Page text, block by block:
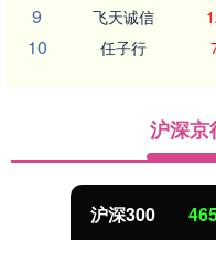
9 飞天诚信
10 任子行
沪深京
北证50